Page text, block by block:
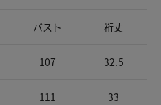
バスト 裄丈
107 32.5
111 33